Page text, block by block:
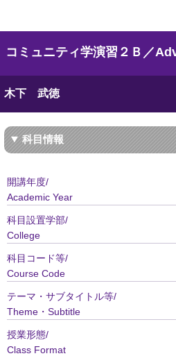
コミュニティ学演習２Ｂ／
木下 武徳
科目情報
開講年度/
Academic Year
科目設置学部/
College
科目コード等/
Course Code
テーマ・サブタイトル等/
Theme・Subtitle
授業形態/
Class Format